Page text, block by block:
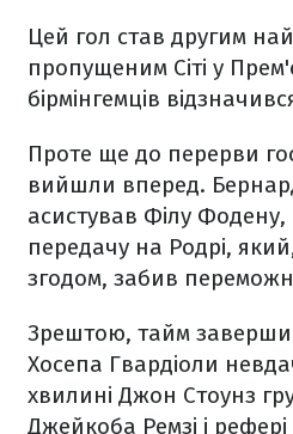
Цей гол став другим
пропущеним Сіті у Прем'
бірмінгемців
Проте ще до перерви
вийшли вперед.
асистував Філу Фодену,
передачу на Родрі,
згодом, забив
Зрештою, тайм
Хосепа Гвардіоли
хвилині Джон Стоунз
Джейкоба Ремзі і